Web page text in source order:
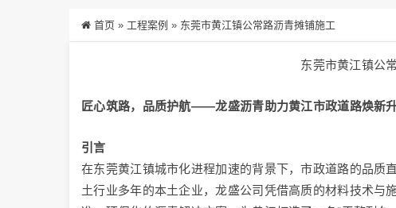
首页 » 工程案例 » 东莞市黄江镇公常路沥青摊铺施工
东莞市黄江镇公
匠心筑路，品质护航——龙盛沥青助力黄江市政道路焕新
引言
在东莞黄江镇城市化进程加速的背景下，市政道路的品质
土行业多年的本土企业，龙盛公司凭借高质的材料技术与